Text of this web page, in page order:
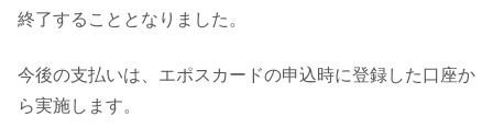
終了することとなりました。
今後の支払いは、エポスカードの申込時に登録した口座か
ら実施します。